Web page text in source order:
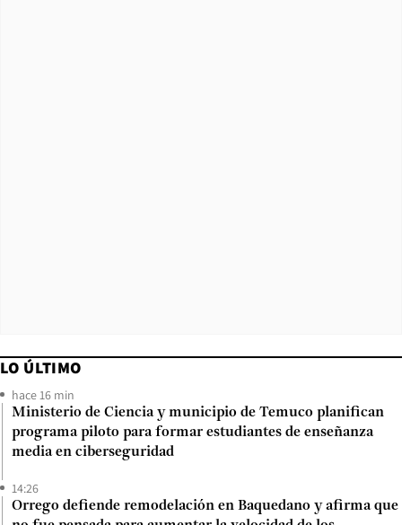
LO ÚLTIMO
hace 16 min
Ministerio de Ciencia y municipio de Temuco planifican
programa piloto para formar estudiantes de enseñanza
media en ciberseguridad
14:26
Orrego defiende remodelación en Baquedano y afirma que